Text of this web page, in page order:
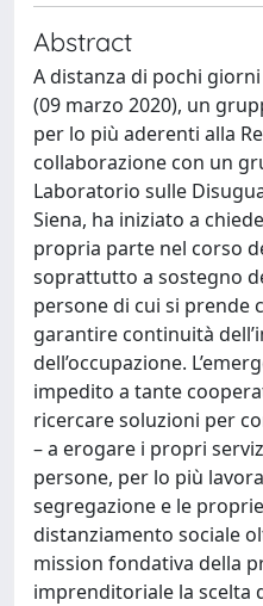
Abstract
A distanza di pochi
(09 marzo 2020), un
per lo più aderenti alla
collaborazione con un
Laboratorio sulle
Siena, ha iniziato a
propria parte nel corso
soprattutto a sostegno
persone di cui si prende
garantire continuità
dell’occupazione.
impedito a tante
ricercare soluzioni per
– a erogare i propri
persone, per lo più
segregazione e le
distanziamento sociale
mission fondativa della
imprenditoriale la scelta